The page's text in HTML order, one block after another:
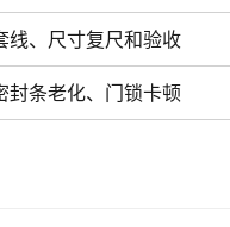
线、尺寸复尺和验收
封条老化、门锁卡顿